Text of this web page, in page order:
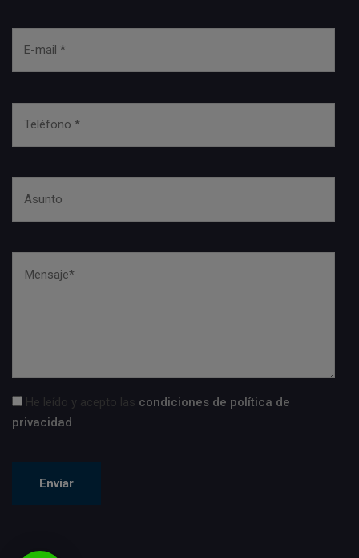
He leído y acepto las condiciones de política de
privacidad